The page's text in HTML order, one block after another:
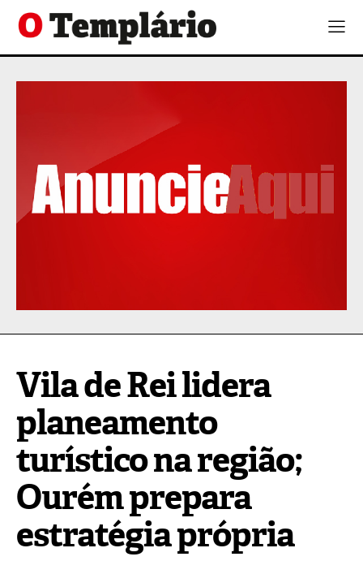
Vila de Rei lidera
planeamento
turístico na região;
Ourém prepara
estratégia própria